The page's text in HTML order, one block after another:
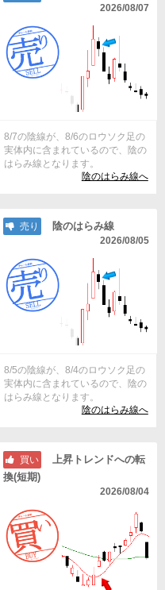
2026/08/07
8/7の陰線が、8/6のロウソク足の
実体内に含まれているので、陰の
はらみ線となります。
陰のはらみ線へ
売り 陰のはらみ線
2026/08/05
8/5の陰線が、8/4のロウソク足の
実体内に含まれているので、陰の
はらみ線となります。
陰のはらみ線へ
買い
上昇トレンドへの転
換(短期)
2026/08/04